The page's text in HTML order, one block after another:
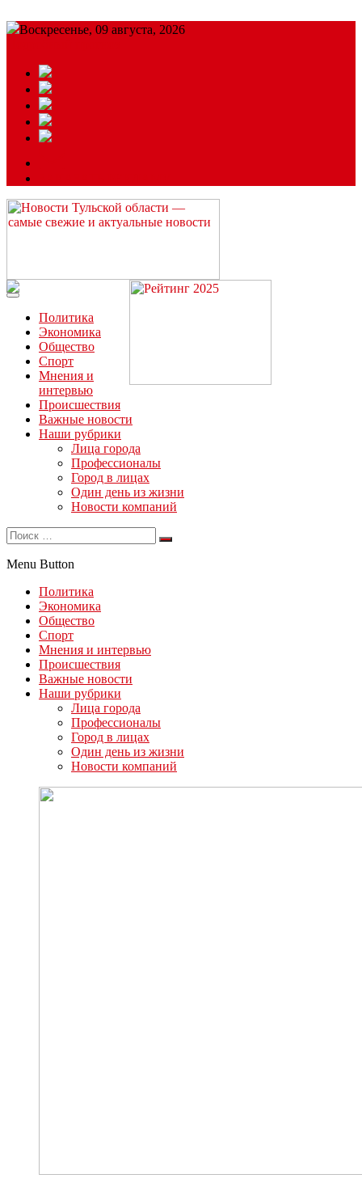
Воскресенье, 09 августа, 2026
Читайте последние новости дня в Тульской области на сайте
“ЗаНовомосковск”
Политика
Экономика
Общество
Спорт
Мнения и
интервью
Происшествия
Важные новости
Наши рубрики
Лица города
Профессионалы
Город в лицах
Один день из жизни
Новости компаний
Menu Button
Политика
Экономика
Общество
Спорт
Мнения и интервью
Происшествия
Важные новости
Наши рубрики
Лица города
Профессионалы
Город в лицах
Один день из жизни
Новости компаний